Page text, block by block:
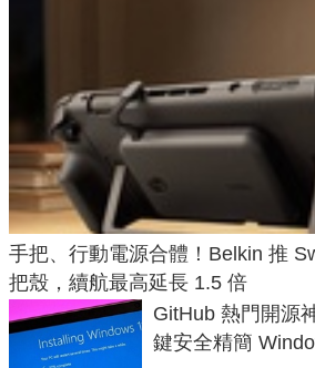
手把、行動電源合體！Belkin 推
把殼，續航最高延長 1.5 倍
GitHub 熱門開源
鍵安全精簡